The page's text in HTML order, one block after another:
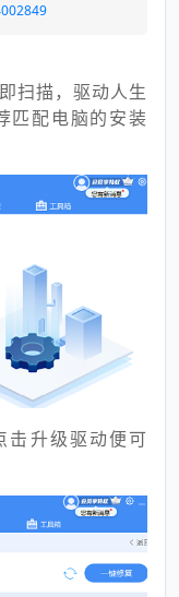
扫描，驱动人生
匹配电脑的安装
击升级驱动便可